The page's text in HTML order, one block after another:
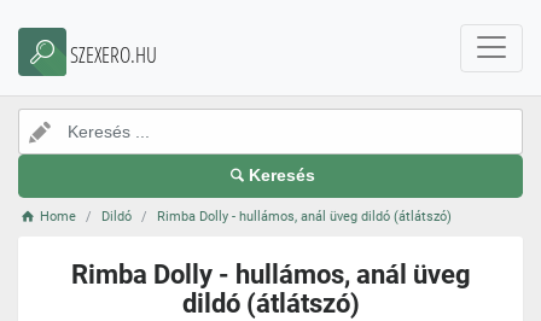
SZEXERO.HU
Keresés
Home Dildó Rimba Dolly - hullámos, anál üveg dildó (átlátszó)
Rimba Dolly - hullámos, anál üveg
dildó (átlátszó)